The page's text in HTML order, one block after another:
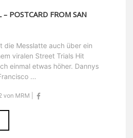
– POSTCARD FROM SAN
die Messlatte auch über ein
viralen Street Trials Hit
einmal etwas höher. Dannys
...
von MRM |